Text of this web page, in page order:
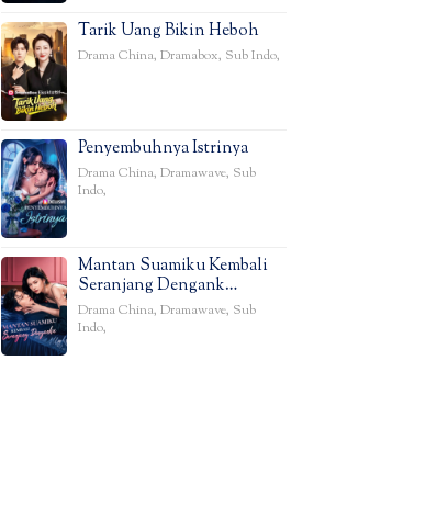
Tarik Uang Bikin Heboh
Drama China, Dramabox, Sub Indo,
Penyembuhnya Istrinya
Drama China, Dramawave, Sub
Indo,
Mantan Suamiku Kembali
Seranjang Dengank…
Drama China, Dramawave, Sub
Indo,